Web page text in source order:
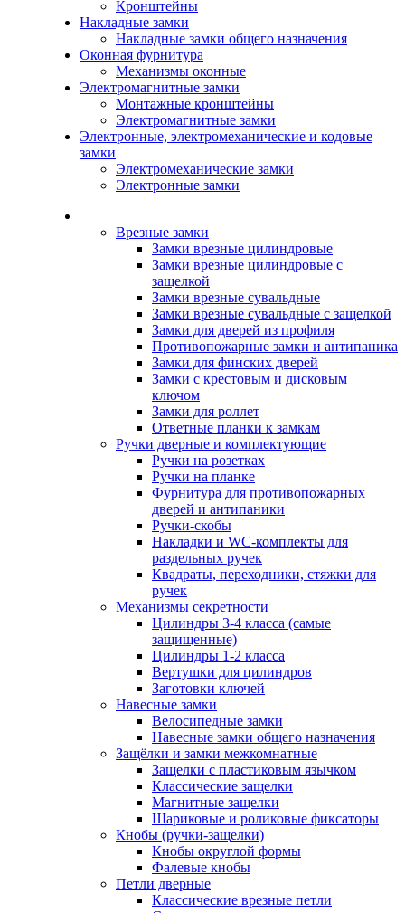
Кронштейны
Накладные замки
Накладные замки общего назначения
Оконная фурнитура
Механизмы оконные
Электромагнитные замки
Монтажные кронштейны
Электромагнитные замки
Электронные, электромеханические и кодовые
замки
Электромеханические замки
Электронные замки
Врезные замки
Замки врезные цилиндровые
Замки врезные цилиндровые с
защелкой
Замки врезные сувальдные
Замки врезные сувальдные с защелкой
Замки для дверей из профиля
Противопожарные замки и антипаника
Замки для финских дверей
Замки с крестовым и дисковым
ключом
Замки для роллет
Ответные планки к замкам
Ручки дверные и комплектующие
Ручки на розетках
Ручки на планке
Фурнитура для противопожарных
дверей и антипаники
Ручки-скобы
Накладки и WC-комплекты для
раздельных ручек
Квадраты, переходники, стяжки для
ручек
Механизмы секретности
Цилиндры 3-4 класса (самые
защищенные)
Цилиндры 1-2 класса
Вертушки для цилиндров
Заготовки ключей
Навесные замки
Велосипедные замки
Навесные замки общего назначения
Защёлки и замки межкомнатные
Защелки с пластиковым язычком
Классические защелки
Магнитные защелки
Шариковые и роликовые фиксаторы
Кнобы (ручки-защелки)
Кнобы округлой формы
Фалевые кнобы
Петли дверные
Классические врезные петли